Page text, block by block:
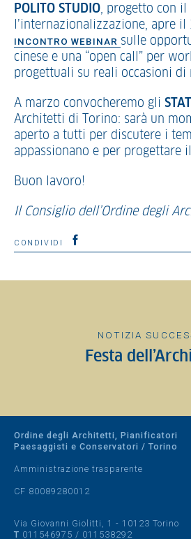
POLITO STUDIO, progetto con il
l’internazionalizzazione, apre
INCONTRO WEBINAR sulle
cinese e una “open call” per
progettuali su reali occasioni di
A marzo convocheremo gli
Architetti di Torino: sarà un
aperto a tutti per discutere i
appassionano e per progettare
Buon lavoro!
Il Consiglio dell’Ordine degli
CONDIVIDI
NOTIZIA
Festa
Ordine degli Architetti, Pianificatori
Paesaggisti e Conservatori / Torino
Amministrazione trasparente
CF 80089280012
Via Giovanni Giolitti, 1 - 10123 Torino
T 011546975 / 011538292